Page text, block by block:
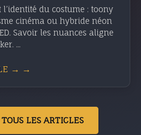
l’identité du costume : toony
cinéma ou hybride néon
Savoir les nuances aligne
...
→ →
LES ARTICLES